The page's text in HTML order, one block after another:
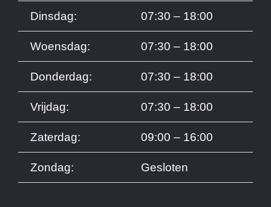
Dinsdag: 07:30 – 18:00
Woensdag: 07:30 – 18:00
Donderdag: 07:30 – 18:00
Vrijdag: 07:30 – 18:00
Zaterdag: 09:00 – 16:00
Zondag: Gesloten